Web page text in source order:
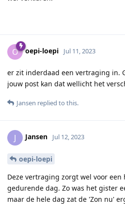
O oepi-loepi Jul 11, 2023
er zit inderdaad een vertraging in.
jouw post kan dat wellicht het
Jansen replied to this.
J Jansen Jul 12, 2023
oepi-loepi
Deze vertraging zorgt wel voor een
gedurende dag. Zo was het gister
maar de hele dag zat de 'Zon nu'